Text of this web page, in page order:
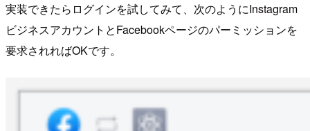
実装できたらログインを試してみて、次のようにInstagram
ビジネスアカウントとFacebookページのパーミッションを
要求されればOKです。